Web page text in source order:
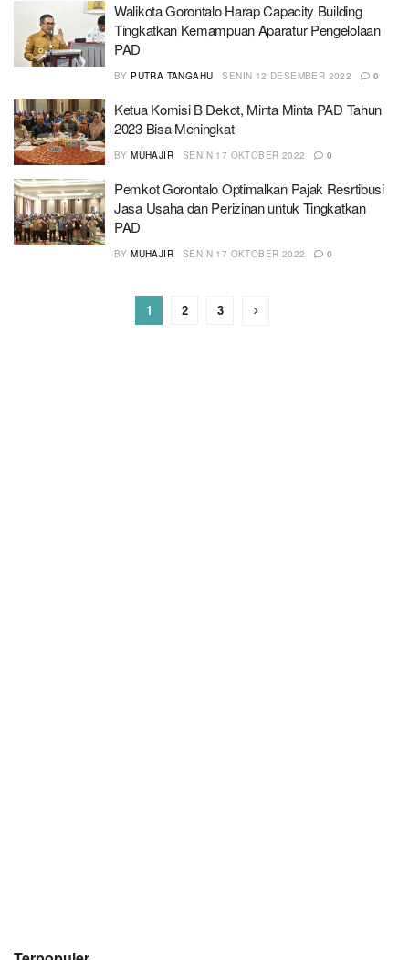
Walikota Gorontalo Harap Capacity Building
Tingkatkan Kemampuan Aparatur Pengelolaan
PAD
BY PUTRA TANGAHU SENIN 12 DESEMBER 2022 0
Ketua Komisi B Dekot, Minta Minta PAD Tahun
2023 Bisa Meningkat
BY MUHAJIR SENIN 17 OKTOBER 2022 0
Pemkot Gorontalo Optimalkan Pajak Resrtibusi
Jasa Usaha dan Perizinan untuk Tingkatkan
PAD
BY MUHAJIR SENIN 17 OKTOBER 2022 0
1 2 3